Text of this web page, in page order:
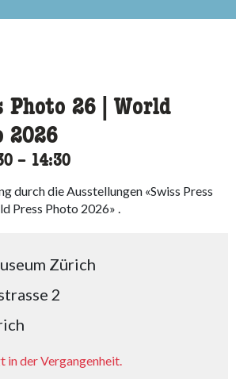
Photo 26 | World
2026
accessibility.time_to
– 14:30
durch die Ausstellungen «Swiss Press
Press Photo 2026» .
Zürich
2
in der Vergangenheit.